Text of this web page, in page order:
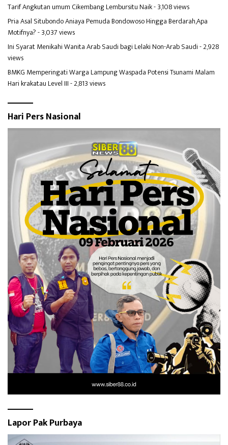
Tarif Angkutan umum Cikembang Lembursitu Naik- 3,108 views
Pria Asal Situbondo Aniaya Pemuda Bondowoso Hingga Berdarah,Apa
Motifnya?- 3,037 views
Ini Syarat Menikahi Wanita Arab Saudi bagi Lelaki Non-Arab Saudi- 2,928
views
BMKG Memperingati Warga Lampung Waspada Potensi Tsunami Malam
Hari krakatau Level III- 2,813 views
Hari Pers Nasional
Lapor Pak Purbaya